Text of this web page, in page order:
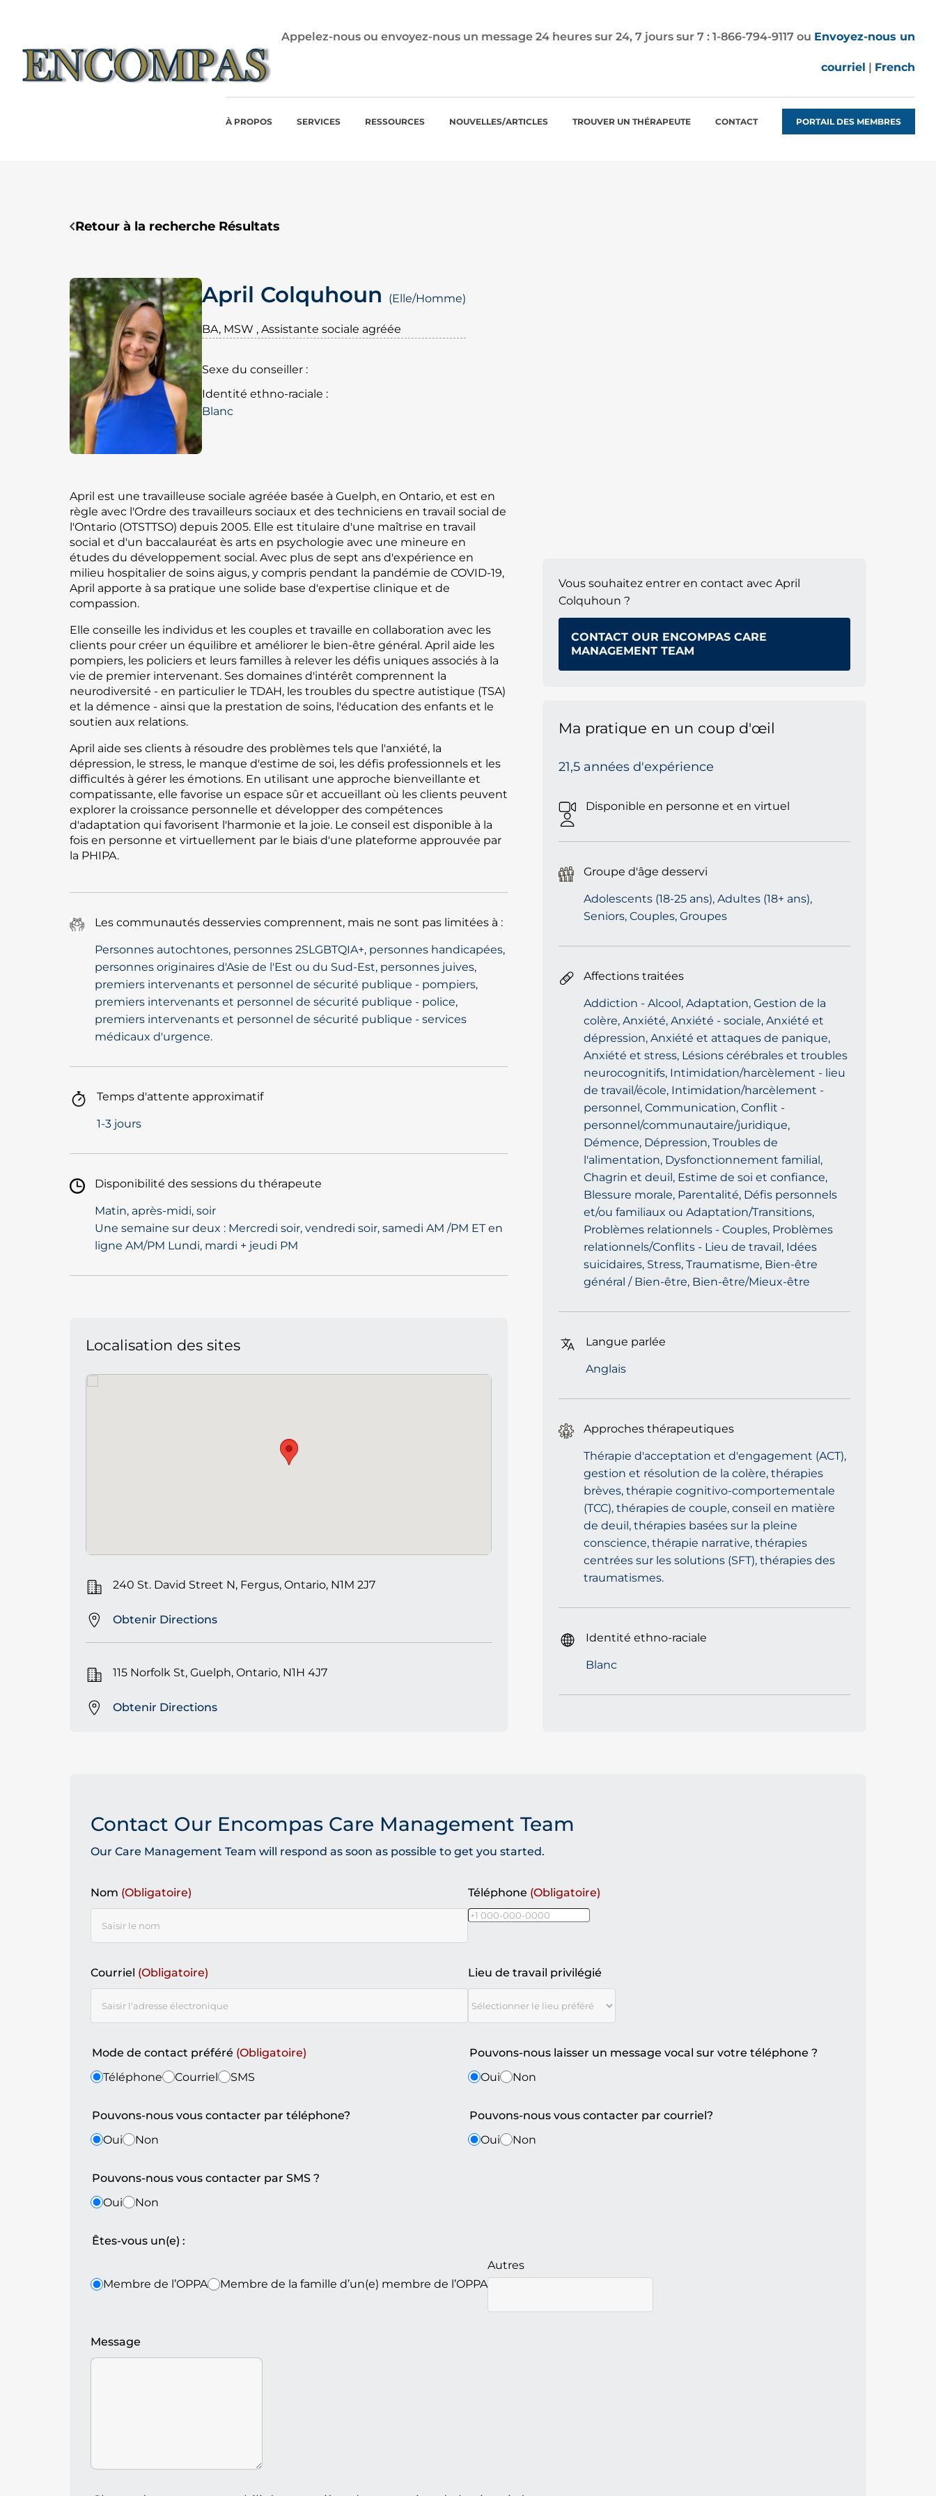
Appelez-nous ou envoyez-nous un message 24 heures sur 24, 7 jours sur 7 : 1-866-794-9117 ou Envoyez-nous un
courriel | French
À PROPOS SERVICES RESSOURCES NOUVELLES/ARTICLES TROUVER UN THÉRAPEUTE CONTACT PORTAIL DES MEMBRES
Retour à la recherche Résultats
April Colquhoun (Elle/Homme)
BA, MSW , Assistante sociale agréée
Sexe du conseiller :
Identité ethno-raciale :
Blanc
April est une travailleuse sociale agréée basée à Guelph, en Ontario, et est en
règle avec l'Ordre des travailleurs sociaux et des techniciens en travail social de
l'Ontario (OTSTTSO) depuis 2005. Elle est titulaire d'une maîtrise en travail
social et d'un baccalauréat ès arts en psychologie avec une mineure en
études du développement social. Avec plus de sept ans d'expérience en
milieu hospitalier de soins aigus, y compris pendant la pandémie de COVID-19,
April apporte à sa pratique une solide base d'expertise clinique et de
compassion.
Elle conseille les individus et les couples et travaille en collaboration avec les
clients pour créer un équilibre et améliorer le bien-être général. April aide les
pompiers, les policiers et leurs familles à relever les défis uniques associés à la
vie de premier intervenant. Ses domaines d'intérêt comprennent la
neurodiversité - en particulier le TDAH, les troubles du spectre autistique (TSA)
et la démence - ainsi que la prestation de soins, l'éducation des enfants et le
soutien aux relations.
April aide ses clients à résoudre des problèmes tels que l'anxiété, la
dépression, le stress, le manque d'estime de soi, les défis professionnels et les
difficultés à gérer les émotions. En utilisant une approche bienveillante et
compatissante, elle favorise un espace sûr et accueillant où les clients peuvent
explorer la croissance personnelle et développer des compétences
d'adaptation qui favorisent l'harmonie et la joie. Le conseil est disponible à la
fois en personne et virtuellement par le biais d'une plateforme approuvée par
la PHIPA.
Les communautés desservies comprennent, mais ne sont pas limitées à :
Personnes autochtones, personnes 2SLGBTQIA+, personnes handicapées,
personnes originaires d'Asie de l'Est ou du Sud-Est, personnes juives,
premiers intervenants et personnel de sécurité publique - pompiers,
premiers intervenants et personnel de sécurité publique - police,
premiers intervenants et personnel de sécurité publique - services
médicaux d'urgence.
Temps d'attente approximatif
1-3 jours
Disponibilité des sessions du thérapeute
Matin, après-midi, soir
Une semaine sur deux : Mercredi soir, vendredi soir, samedi AM /PM ET en
ligne AM/PM Lundi, mardi + jeudi PM
Localisation des sites
240 St. David Street N, Fergus, Ontario, N1M 2J7
Obtenir Directions
115 Norfolk St, Guelph, Ontario, N1H 4J7
Obtenir Directions
Vous souhaitez entrer en contact avec April
Colquhoun ?
CONTACT OUR ENCOMPAS CARE
MANAGEMENT TEAM
Ma pratique en un coup d'œil
21,5 années d'expérience
Disponible en personne et en virtuel
Groupe d'âge desservi
Adolescents (18-25 ans), Adultes (18+ ans),
Seniors, Couples, Groupes
Affections traitées
Addiction - Alcool, Adaptation, Gestion de la
colère, Anxiété, Anxiété - sociale, Anxiété et
dépression, Anxiété et attaques de panique,
Anxiété et stress, Lésions cérébrales et troubles
neurocognitifs, Intimidation/harcèlement - lieu
de travail/école, Intimidation/harcèlement -
personnel, Communication, Conflit -
personnel/communautaire/juridique,
Démence, Dépression, Troubles de
l'alimentation, Dysfonctionnement familial,
Chagrin et deuil, Estime de soi et confiance,
Blessure morale, Parentalité, Défis personnels
et/ou familiaux ou Adaptation/Transitions,
Problèmes relationnels - Couples, Problèmes
relationnels/Conflits - Lieu de travail, Idées
suicidaires, Stress, Traumatisme, Bien-être
général / Bien-être, Bien-être/Mieux-être
Langue parlée
Anglais
Approches thérapeutiques
Thérapie d'acceptation et d'engagement (ACT),
gestion et résolution de la colère, thérapies
brèves, thérapie cognitivo-comportementale
(TCC), thérapies de couple, conseil en matière
de deuil, thérapies basées sur la pleine
conscience, thérapie narrative, thérapies
centrées sur les solutions (SFT), thérapies des
traumatismes.
Identité ethno-raciale
Blanc
Contact Our Encompas Care Management Team
Our Care Management Team will respond as soon as possible to get you started.
Nom (Obligatoire) Téléphone (Obligatoire)
Courriel (Obligatoire) Lieu de travail privilégié
Mode de contact préféré (Obligatoire)
Téléphone
Courriel SMS
Pouvons-nous laisser un message vocal sur votre téléphone ?
Oui
Non
Pouvons-nous vous contacter par téléphone?
Oui
Non
Pouvons-nous vous contacter par courriel?
Oui
Non
Pouvons-nous vous contacter par SMS ?
Oui
Non
Êtes-vous un(e) :
Membre de l’OPPA Membre de la famille d’un(e) membre de l’OPPA
Autres
Message